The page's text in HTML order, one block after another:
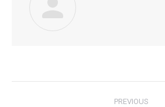
PREVIOUS